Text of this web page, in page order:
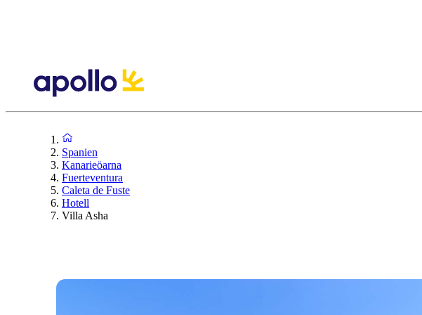
Spanien
Kanarieöarna
Fuerteventura
Caleta de Fuste
Hotell
Villa Asha